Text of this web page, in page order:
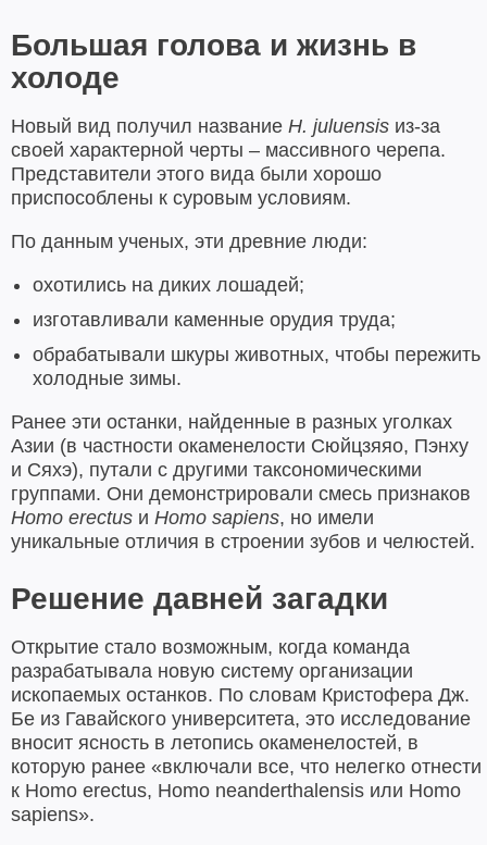
Большая голова и жизнь в
холоде
Новый вид получил название H. juluensis из-за
своей характерной черты – массивного черепа.
Представители этого вида были хорошо
приспособлены к суровым условиям.
По данным ученых, эти древние люди:
охотились на диких лошадей;
изготавливали каменные орудия труда;
обрабатывали шкуры животных, чтобы пережить
холодные зимы.
Ранее эти останки, найденные в разных уголках
Азии (в частности окаменелости Сюйцзяяо, Пэнху
и Сяхэ), путали с другими таксономическими
группами. Они демонстрировали смесь признаков
Homo erectus и Homo sapiens, но имели
уникальные отличия в строении зубов и челюстей.
Решение давней загадки
Открытие стало возможным, когда команда
разрабатывала новую систему организации
ископаемых останков. По словам Кристофера Дж.
Бе из Гавайского университета, это исследование
вносит ясность в летопись окаменелостей, в
которую ранее «включали все, что нелегко отнести
к Homo erectus, Homo neanderthalensis или Homo
sapiens».